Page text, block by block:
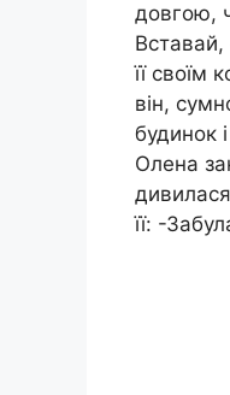
довгою,
Вставай,
її
він,
будинок
Олена
її: -